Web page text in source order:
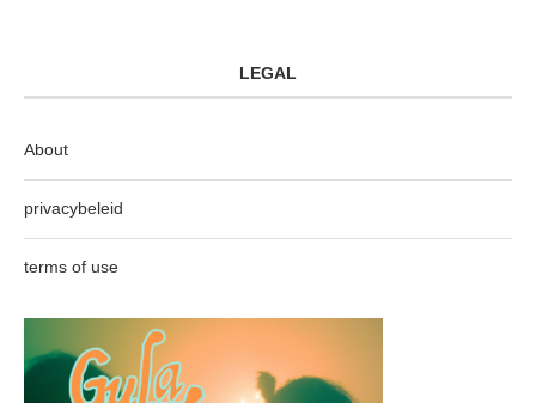
LEGAL
About
privacybeleid
terms of use